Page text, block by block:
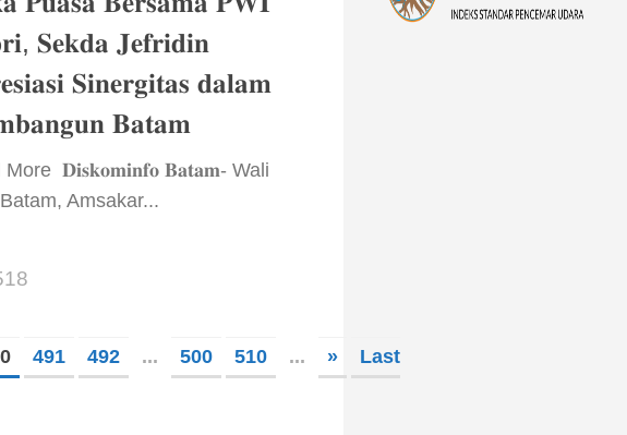
𝐒𝐞𝐤𝐝𝐚 𝐉𝐞𝐟𝐫𝐢𝐝𝐢𝐧
𝐒𝐢𝐧𝐞𝐫𝐠𝐢𝐭𝐚𝐬 𝐝𝐚𝐥𝐚𝐦
𝐁𝐚𝐭𝐚𝐦
More ​ 𝐃𝐢𝐬𝐤𝐨𝐦𝐢𝐧𝐟𝐨 𝐁𝐚𝐭𝐚𝐦- Wali
Amsakar...
491 492 ... 500 510 ... »
Last